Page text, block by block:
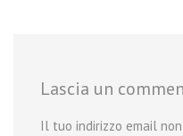
Lascia un
Il tuo indirizzo email